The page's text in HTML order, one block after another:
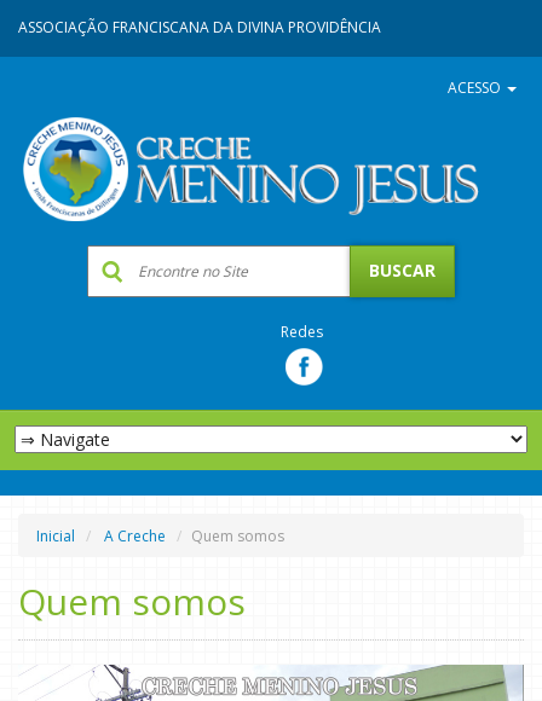
ASSOCIAÇÃO FRANCISCANA DA DIVINA PROVIDÊNCIA
ACESSO
Redes
Inicial A Creche Quem somos
Quem somos